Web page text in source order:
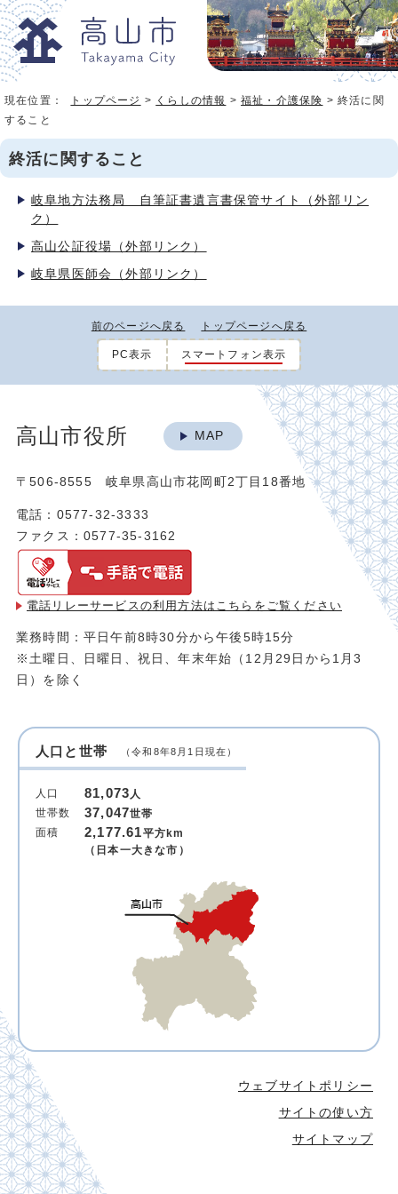
現在位置： トップページ > くらしの情報 >福祉・介護保険 > 終活に関
すること
終活に関すること
岐阜地方法務局 自筆証書遺言書保管サイト（外部リン
ク）
高山公証役場（外部リンク）
岐阜県医師会（外部リンク）
前のページへ戻る トップページへ戻る
PC表示 スマートフォン表示
高山市役所 MAP
〒506-8555 岐阜県高山市花岡町2丁目18番地
電話：0577-32-3333
ファクス：0577-35-3162
電話リレーサービスの利用方法は こちらをご覧ください
業務時間：平日午前8時30分から午後5時15分
※土曜日、日曜日、祝日、年末年始（12月29日から1月3
日）を除く
人口と世帯 （令和8年8月1日現在）
人口 81,073人
世帯数
37,047世帯
面積
2,177.61平方km
（日本一大きな市）
ウェブサイトポリシー
サイトの使い方
サイトマップ